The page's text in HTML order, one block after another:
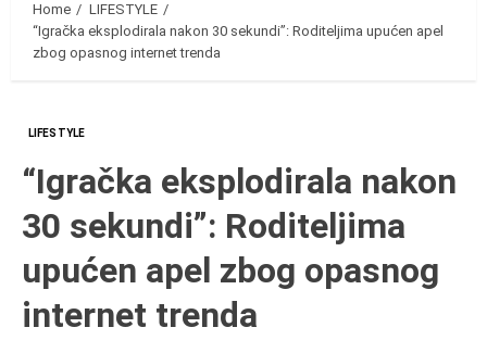
Home
LIFESTYLE
“Igračka eksplodirala nakon 30 sekundi”: Roditeljima upućen apel
zbog opasnog internet trenda
LIFESTYLE
“Igračka eksplodirala nakon
30 sekundi”: Roditeljima
upućen apel zbog opasnog
internet trenda